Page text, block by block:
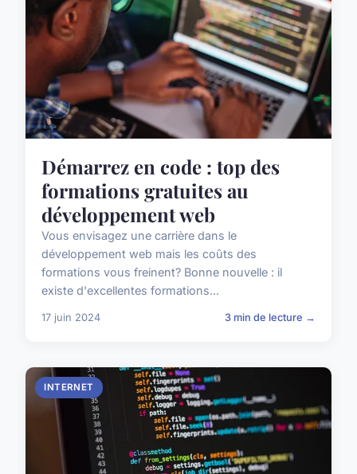
Démarrez en code : top des
formations gratuites au
développement web
Vous envisagez une carrière dans le
développement web mais les coûts des
formations vous freinent? Bonne nouvelle : il
existe d'excellentes formations...
17 juin 2024 3 min de lecture →
INTERNET